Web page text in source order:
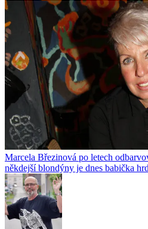
Marcela Březinová po letech
někdejší blondýny je dnes babička